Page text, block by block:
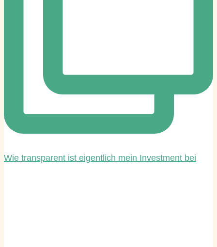
Wie transparent ist eigentlich mein Investment bei